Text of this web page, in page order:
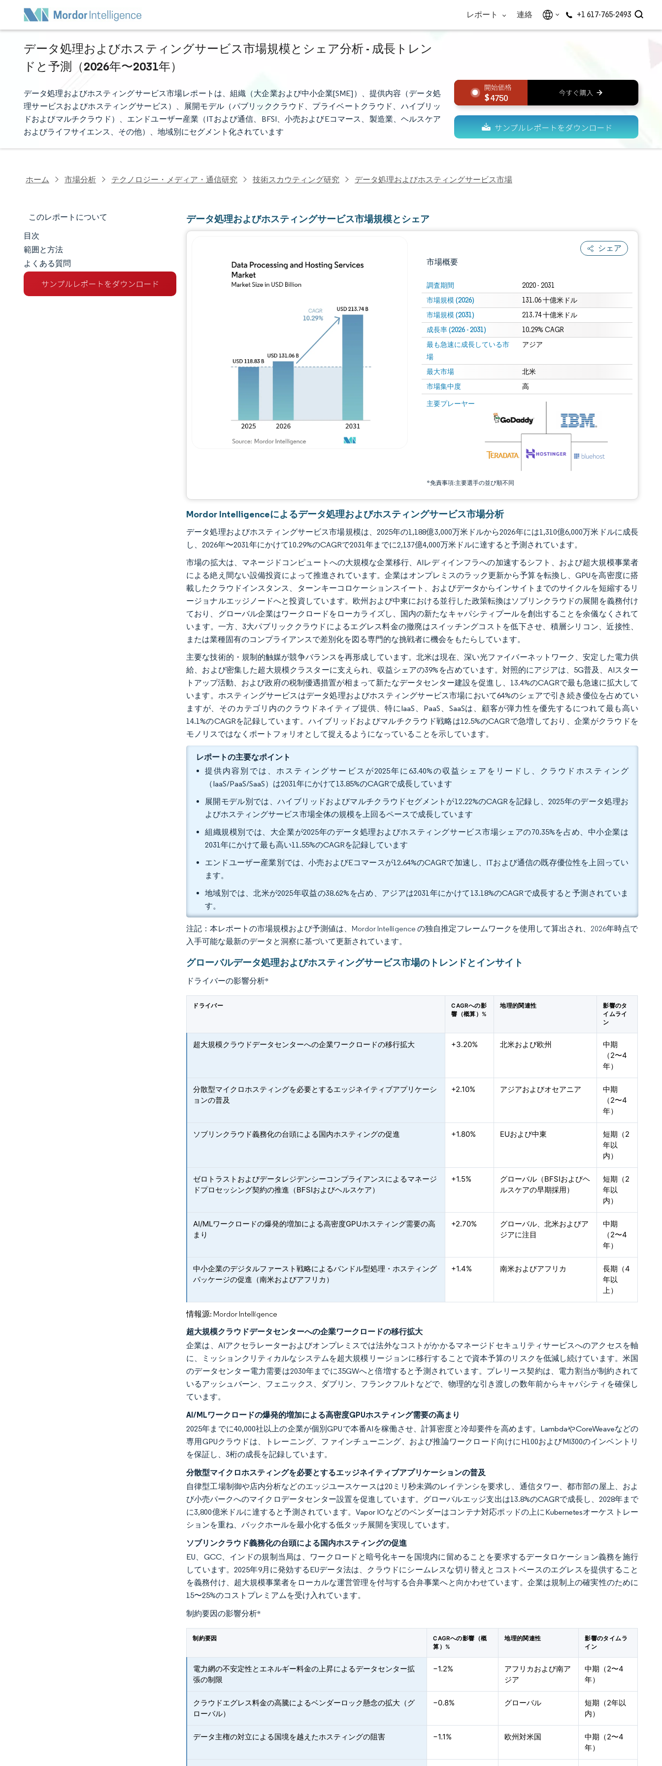
レポート 連絡 +1 617-765-2493
データ処理およびホスティングサービス市場規模とシェア分析 - 成長トレン
ドと予測（2026年〜2031年）
データ処理およびホスティングサービス市場レポートは、組織（大企業および中小企業[SME]）、提供内容（データ処
理サービスおよびホスティングサービス）、展開モデル（パブリッククラウド、プライベートクラウド、ハイブリッ
ドおよびマルチクラウド）、エンドユーザー産業（ITおよび通信、BFSI、小売およびEコマース、製造業、ヘルスケア
およびライフサイエンス、その他）、地域別にセグメント化されています
4750
ホーム 市場分析 テクノロジー・メディア・通信研究 技術スカウティング研究 データ処理およびホスティングサービス市場
このレポートについて
市場規模とシェア
市場分析
トレンドとインサイト
目次
範囲と方法
よくある質問
データ処理およびホスティングサービス市場規模とシェア
シェア
市場概要
調査期間 2020 - 2031
市場規模 (2026) 131.06 十億米ドル
市場規模 (2031) 213.74 十億米ドル
成長率 (2026 - 2031) 10.29% CAGR
最も急速に成長している市
場
アジア
最大市場 北米
市場集中度 高
主要プレーヤー
*免責事項:主要選手の並び順不同
画像 © Mordor Intelligence。再利用にはCC BY 4.0の表示が必要です。
画像 © Mordor Intelligence。再利用にはCC BY 4.0の表示が必要です。
Mordor Intelligenceによるデータ処理およびホスティングサービス市場分析
データ処理およびホスティングサービス市場規模は、2025年の1,188億3,000万米ドルから2026年には1,310億6,000万米ドルに成長
し、2026年〜2031年にかけて10.29%のCAGRで2031年までに2,137億4,000万米ドルに達すると予測されています。
市場の拡大は、マネージドコンピュートへの大規模な企業移行、AIレディインフラへの加速するシフト、および超大規模事業者
による絶え間ない設備投資によって推進されています。企業はオンプレミスのラック更新から予算を転換し、GPUを高密度に搭
載したクラウドインスタンス、ターンキーコロケーションスイート、およびデータからインサイトまでのサイクルを短縮するリ
ージョナルエッジノードへと投資しています。欧州および中東における並行した政策転換はソブリンクラウドの展開を義務付け
ており、グローバル企業はワークロードをローカライズし、国内の新たなキャパシティプールを創出することを余儀なくされて
います。一方、3大パブリッククラウドによるエグレス料金の撤廃はスイッチングコストを低下させ、積層シリコン、近接性、
または業種固有のコンプライアンスで差別化を図る専門的な挑戦者に機会をもたらしています。
主要な技術的・規制的触媒が競争バランスを再形成しています。北米は現在、深い光ファイバーネットワーク、安定した電力供
給、および密集した超大規模クラスターに支えられ、収益シェアの39%を占めています。対照的にアジアは、5G普及、AIスター
トアップ活動、および政府の税制優遇措置が相まって新たなデータセンター建設を促進し、13.4%のCAGRで最も急速に拡大して
います。ホスティングサービスはデータ処理およびホスティングサービス市場において64%のシェアで引き続き優位を占めてい
ますが、そのカテゴリ内のクラウドネイティブ提供、特にIaaS、PaaS、SaaSは、顧客が弾力性を優先するにつれて最も高い
14.1%のCAGRを記録しています。ハイブリッドおよびマルチクラウド戦略は12.5%のCAGRで急増しており、企業がクラウドを
モノリスではなくポートフォリオとして捉えるようになっていることを示しています。
レポートの主要なポイント
提供内容別では、ホスティングサービスが2025年に63.40%の収益シェアをリードし、クラウドホスティング
（IaaS/PaaS/SaaS）は2031年にかけて13.85%のCAGRで成長しています
展開モデル別では、ハイブリッドおよびマルチクラウドセグメントが12.22%のCAGRを記録し、2025年のデータ処理お
よびホスティングサービス市場全体の規模を上回るペースで成長しています
組織規模別では、大企業が2025年のデータ処理およびホスティングサービス市場シェアの70.35%を占め、中小企業は
2031年にかけて最も高い11.55%のCAGRを記録しています
エンドユーザー産業別では、小売およびEコマースが12.64%のCAGRで加速し、ITおよび通信の既存優位性を上回ってい
ます。
地域別では、北米が2025年収益の38.62%を占め、アジアは2031年にかけて13.18%のCAGRで成長すると予測されていま
す。
注記：本レポートの市場規模および予測値は、Mordor Intelligence の独自推定フレームワークを使用して算出され、2026年時点で
入手可能な最新のデータと洞察に基づいて更新されています。
グローバルデータ処理およびホスティングサービス市場のトレンドとインサイト
ドライバーの影響分析*
ドライバー
CAGRへの影
響（概算）%
地理的関連性
影響のタ
イムライ
ン
超大規模クラウドデータセンターへの企業ワークロードの移行拡大 +3.20% 北米および欧州
中期
（2〜4
年）
分散型マイクロホスティングを必要とするエッジネイティブアプリケーシ
ョンの普及
+2.10% アジアおよびオセアニア
中期
（2〜4
年）
ソブリンクラウド義務化の台頭による国内ホスティングの促進 +1.80% EUおよび中東
短期（2
年以
内）
ゼロトラストおよびデータレジデンシーコンプライアンスによるマネージ
ドプロセッシング契約の推進（BFSIおよびヘルスケア）
+1.5%
グローバル（BFSIおよびヘ
ルスケアの早期採用）
短期（2
年以
内）
AI/MLワークロードの爆発的増加による高密度GPUホスティング需要の高
まり
+2.70%
グローバル、北米およびア
ジアに注目
中期
（2〜4
年）
中小企業のデジタルファースト戦略によるバンドル型処理・ホスティング
パッケージの促進（南米およびアフリカ）
+1.4% 南米およびアフリカ
長期（4
年以
上）
情報源: Mordor Intelligence
超大規模クラウドデータセンターへの企業ワークロードの移行拡大
企業は、AIアクセラレーターおよびオンプレミスでは法外なコストがかかるマネージドセキュリティサービスへのアクセスを軸
に、ミッションクリティカルなシステムを超大規模リージョンに移行することで資本予算のリスクを低減し続けています。米国
のデータセンター電力需要は2030年までに35GWへと倍増すると予測されています。プレリース契約は、電力割当が制約されて
いるアッシュバーン、フェニックス、ダブリン、フランクフルトなどで、物理的な引き渡しの数年前からキャパシティを確保し
ています。
AI/MLワークロードの爆発的増加による高密度GPUホスティング需要の高まり
2025年までに40,000社以上の企業が個別GPUで本番AIを稼働させ、計算密度と冷却要件を高めます。LambdaやCoreWeaveなどの
専用GPUクラウドは、トレーニング、ファインチューニング、および推論ワークロード向けにH100およびMI300のインベントリ
を保証し、3桁の成長を記録しています。
分散型マイクロホスティングを必要とするエッジネイティブアプリケーションの普及
自律型工場制御や店内分析などのエッジユースケースは20ミリ秒未満のレイテンシを要求し、通信タワー、都市部の屋上、およ
び小売パークへのマイクロデータセンター設置を促進しています。グローバルエッジ支出は13.8%のCAGRで成長し、2028年まで
に3,800億米ドルに達すると予測されています。Vapor IOなどのベンダーはコンテナ対応ポッドの上にKubernetesオーケストレー
ションを重ね、バックホールを最小化する低タッチ展開を実現しています。
ソブリンクラウド義務化の台頭による国内ホスティングの促進
EU、GCC、インドの規制当局は、ワークロードと暗号化キーを国境内に留めることを要求するデータロケーション義務を施行
しています。2025年9月に発効するEUデータ法は、クラウドにシームレスな切り替えとコストベースのエグレスを提供すること
を義務付け、超大規模事業者をローカルな運営管理を付与する合弁事業へと向かわせています。企業は規制上の確実性のために
15〜25%のコストプレミアムを受け入れています。
制約要因の影響分析*
制約要因
CAGRへの影響（概
算）%
地理的関連性
影響のタイムラ
イン
電力網の不安定性とエネルギー料金の上昇によるデータセンター拡
張の制限
−1.2%
アフリカおよび南ア
ジア
中期（2〜4
年）
クラウドエグレス料金の高騰によるベンダーロック懸念の拡大（グ
ローバル）
−0.8% グローバル
短期（2年以
内）
データ主権の対立による国境を越えたホスティングの阻害 −1.1% 欧州対米国
中期（2〜4
年）